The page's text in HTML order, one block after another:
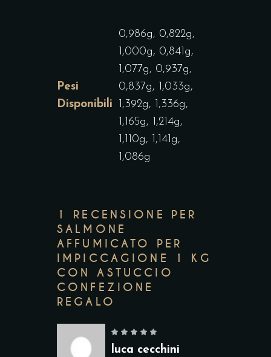
Pesi
Disponibili
0,986g, 0,822g,
1,000g, 0,841g,
1,077g, 0,937g,
0,837g, 1,033g,
1,392g, 1,336g,
1,165g, 1,214g,
1,110g, 1,141g,
1,086g
1 RECENSIONE PER
SALMONE
AFFUMICATO PER
IMPICCAGIONE 1 KG
CON ASTUCCIO
CONFEZIONE
REGALO
luca cecchini